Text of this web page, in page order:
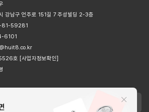
강남구 언주로 151길 7 주성빌딩 2-3층
81-59281
6101
호
[사업자정보확인]